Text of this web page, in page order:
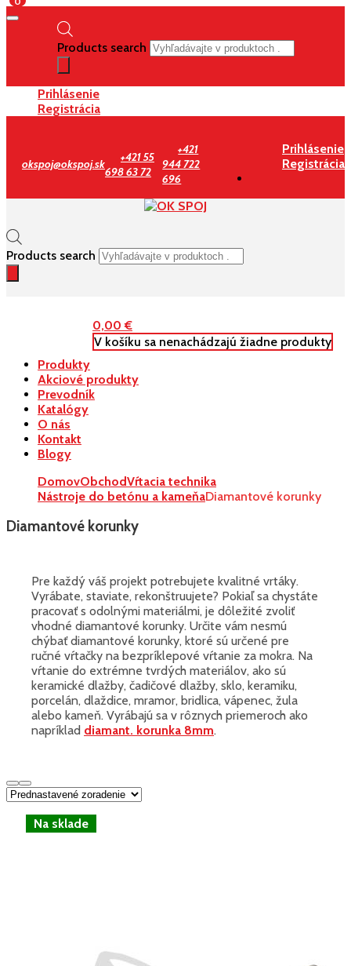
Products search
Prihlásenie
Registrácia
okspoj@okspoj.sk
+421 55
698 63 72
+421
944 722
696
Prihlásenie
Registrácia
Products search
0,00€
V košíku sa nenachádzajú žiadne produkty
Produkty
Akciové produkty
Prevodník
Katalógy
O nás
Kontakt
Blogy
DomovObchodVŕtacia technika
Nástroje do betónu a kameňaDiamantové korunky
Diamantové korunky
Pre každý váš projekt potrebujete kvalitné vrtáky.
Vyrábate, staviate, rekonštruujete? Pokiaľ sa chystáte
pracovať s odolnými materiálmi, je dôležité zvoliť
vhodné diamantové korunky. Určite vám nesmú
chýbať diamantové korunky, ktoré sú určené pre
ručné vŕtačky na bezpríklepové vŕtanie za mokra. Na
vŕtanie do extrémne tvrdých materiálov, ako sú
keramické dlažby, čadičové dlažby, sklo, keramiku,
porcelán, dlaždice, mramor, bridlica, vápenec, žula
alebo kameň. Vyrábajú sa v rôznych priemeroch ako
napríklad diamant. korunka 8mm.